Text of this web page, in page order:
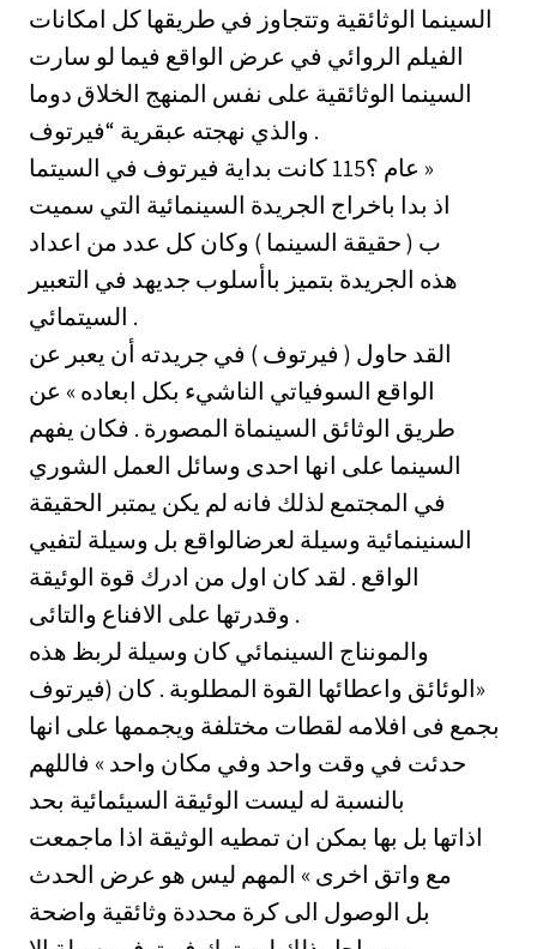
السينما الوثائقية وتتجاوز في طريقها كل امكانات
الفيلم الروائي في عرض الواقع فيما لو سارت
السينما الوثائقية على نفس المنهج الخلاق دوما
والذي نهجته عبقرية “فيرتوف .
عام ؟115 كانت بداية فيرتوف في السيتما »
اذ بدا باخراج الجريدة السينمائية التي سميت
ب ( حقيقة السينما ) وكان كل عدد من اعداد
هذه الجريدة بتميز باأسلوب جديهد في التعبير
السيتمائي .
القد حاول ( فيرتوف ) في جريدته أن يعبر عن
الواقع السوفياتي الناشيء بكل ابعاده » عن
طريق الوثائق السينماة المصورة . فكان يفهم
السينما على انها احدى وسائل العمل الشوري
في المجتمع لذلك فانه لم يكن يمتبر الحقيقة
السنينمائية وسيلة لعرضالواقع بل وسيلة لتفيي
الواقع . لقد كان اول من ادرك قوة الوئيقة
وقدرتها على الافناع والتائى .
والمونناج السينمائي كان وسيلة لربظ هذه
الوئائق واعطائها القوة المطلوبة . كان (فيرتوف»
بجمع فى افلامه لقطات مختلفة ويجممها على انها
حدئت في وقت واحد وفي مكان واحد » فاللهم
بالنسبة له ليست الوئيقة السيئمائية بحد
اذاتها بل بها بمكن ان تمطيه الوثيقة اذا ماجمعت
مع واتق اخرى » المهم ليس هو عرض الحدث
بل الوصول الى كرة محددة وثائقية واضحة